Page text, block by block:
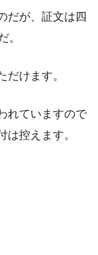
だが、証文は四
。
けます。
れていますので
は控えます。